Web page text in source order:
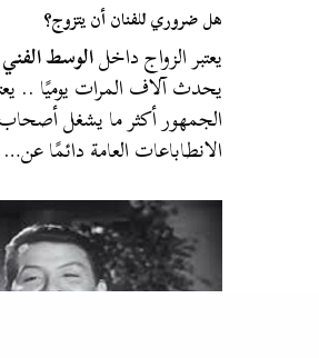
هل ضروري للفنان أن يتزوج؟
يعتبر الزواج داخلالوسط الفني
يحدث آلاف المرات يوميًا ..
الجمهور أكثر ما يشغل
الانطاباعات العامة دائمًا عن…